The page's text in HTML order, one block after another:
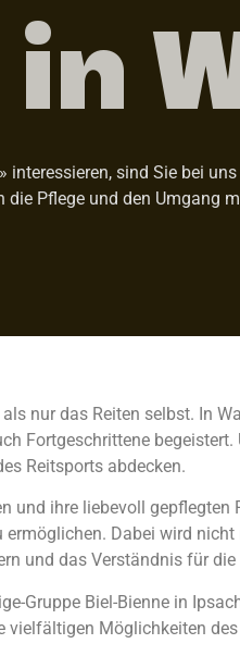
sind Sie bei
Pflege und den Umgang
nur das Reiten selbst. In
Fortgeschrittene begeistert.
Reitsports abdecken.
ihre liebevoll gepflegten
Dabei wird
und das Verständnis für die
Gruppe Biel-Bienne in
Möglichkeiten